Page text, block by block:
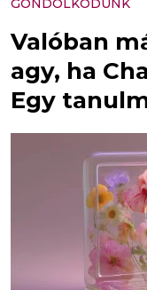
GONDOLKODUNK
Valóban
agy, ha
Egy